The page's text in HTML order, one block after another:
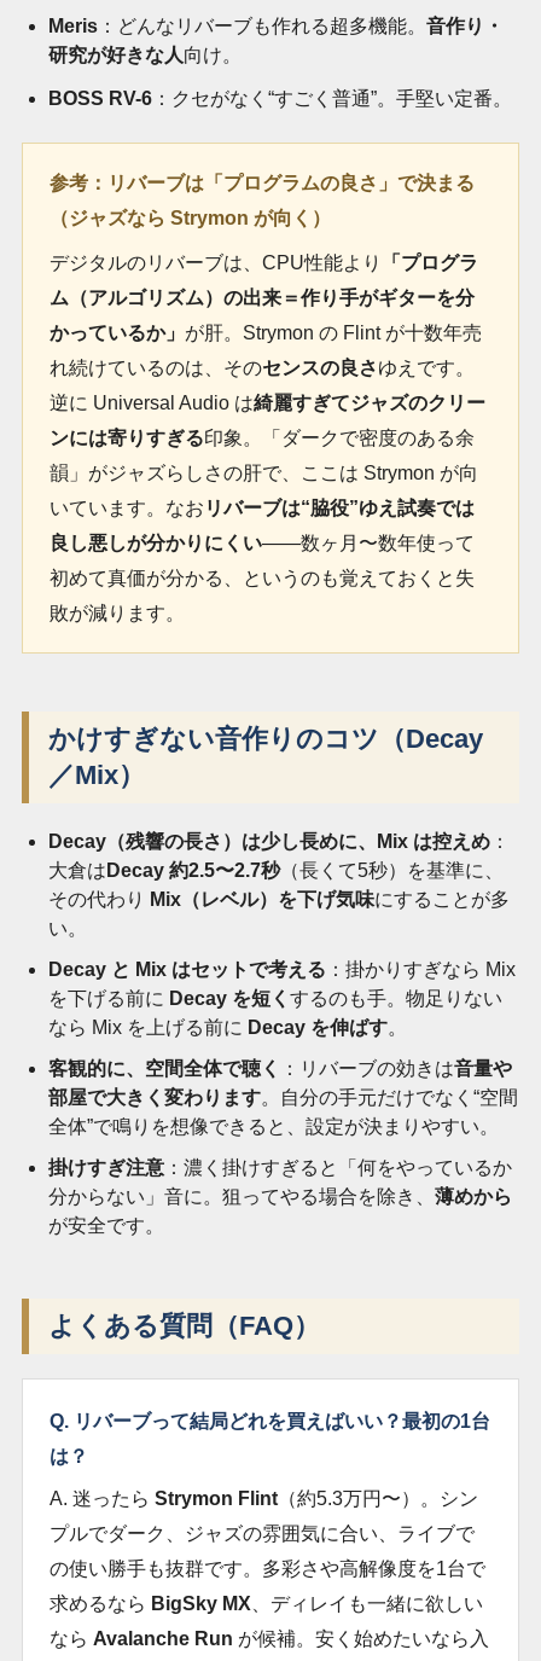
Meris：どんなリバーブも作れる超多機能。 音作り・
研究が好きな人向け。
BOSS RV-6：クセがなく“すごく普通”。手堅い定番。
参考：リバーブは「プログラムの良さ」で決まる
（ジャズなら Strymon が向く）
デジタルのリバーブは、CPU性能より
「プログラ
ム（アルゴリズム）の出来＝作り手がギターを分
かっているか」 が肝。Strymon の Flint が十数年売
れ続けているのは、そのセンスの良さゆえです。
逆に Universal Audio は綺麗すぎてジャズのクリー
ンには寄りすぎる印象。「ダークで密度のある余
韻」がジャズらしさの肝で、ここは Strymon が向
いています。なお リバーブは“脇役”ゆえ試奏では
良し悪しが分かりにくい――数ヶ月〜数年使って
初めて真価が分かる、というのも覚えておくと失
敗が減ります。
かけすぎない音作りのコツ（Decay
／Mix）
Decay（残響の長さ）は少し長めに、Mix は控えめ：
大倉は Decay 約2.5〜2.7秒（長くて5秒）を基準に、
その代わり
Mix（レベル）を下げ気味にすることが多
い。
Decay と Mix はセットで考える ：掛かりすぎなら Mix
を下げる前に Decay を短く するのも手。物足りない
なら Mix を上げる前に Decay を伸ばす。
客観的に、空間全体で聴く
：リバーブの効きは音量や
部屋で大きく変わります。自分の手元だけでなく“空間
全体”で鳴りを想像できると、設定が決まりやすい。
掛けすぎ注意：濃く掛けすぎると「何をやっているか
分からない」音に。狙ってやる場合を除き、 薄めから
が安全です。
よくある質問（FAQ）
Q. リバーブって結局どれを買えばいい？最初の1台
は？
A. 迷ったら Strymon Flint（約5.3万円〜）。シン
プルでダーク、ジャズの雰囲気に合い、ライブで
の使い勝手も抜群です。多彩さや高解像度を1台で
求めるなら BigSky MX 、ディレイも一緒に欲しい
なら Avalanche Run が候補。安く始めたいなら入